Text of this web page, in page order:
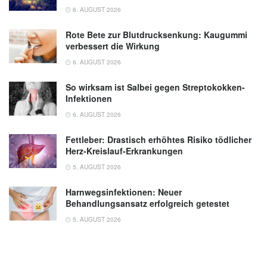
6. AUGUST 2026
Rote Bete zur Blutdrucksenkung: Kaugummi
verbessert die Wirkung
6. AUGUST 2026
So wirksam ist Salbei gegen Streptokokken-
Infektionen
6. AUGUST 2026
Fettleber: Drastisch erhöhtes Risiko tödlicher
Herz-Kreislauf-Erkrankungen
5. AUGUST 2026
Harnwegsinfektionen: Neuer
Behandlungsansatz erfolgreich getestet
5. AUGUST 2026